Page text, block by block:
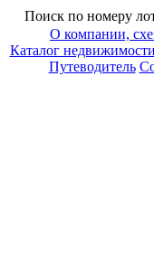
Поиск по номеру
О компании,
Каталог
Путеводитель